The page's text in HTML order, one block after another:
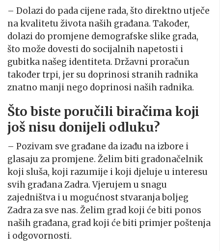
– Dolazi do pada cijene rada, što direktno utječe
na kvalitetu života naših građana. Također,
dolazi do promjene demografske slike grada,
što može dovesti do socijalnih napetosti i
gubitka našeg identiteta. Državni proračun
također trpi, jer su doprinosi stranih radnika
znatno manji nego doprinosi naših radnika.
Što biste poručili biračima koji
još nisu donijeli odluku?
– Pozivam sve građane da izađu na izbore i
glasaju za promjene. Želim biti gradonačelnik
koji sluša, koji razumije i koji djeluje u interesu
svih građana Zadra. Vjerujem u snagu
zajedništva i u mogućnost stvaranja boljeg
Zadra za sve nas. Želim grad koji će biti ponos
naših građana, grad koji će biti primjer poštenja
i odgovornosti.